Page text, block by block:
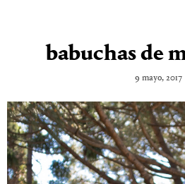
babuchas de
9 mayo, 2017